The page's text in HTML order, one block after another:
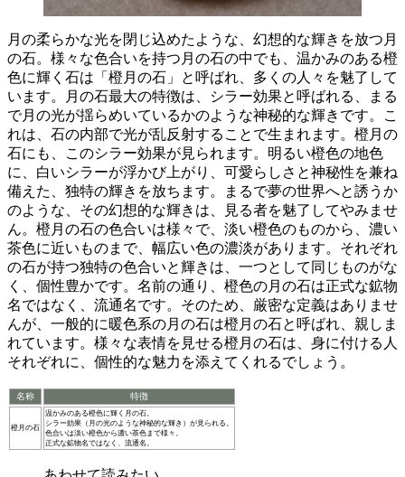
月の柔らかな光を閉じ込めたような、幻想的な輝きを放つ月
の石。様々な色合いを持つ月の石の中でも、 温かみのある橙
色に輝く石は「橙月の石」と呼ばれ、多くの人々を魅了して
います。月の石最大の特徴は、
シラー効果と呼ばれる、まる
で月の光が揺らめいているかのような神秘的な輝き です。こ
れは、石の内部で光が乱反射することで生まれます。橙月の
石にも、このシラー効果が見られます。明るい橙色の地色
に、 白いシラーが浮かび上がり、可愛らしさと神秘性を兼ね
備えた、独特の輝き を放ちます。まるで夢の世界へと誘うか
のような、その幻想的な輝きは、見る者を魅了してやみませ
ん。橙月の石の色合いは様々で、淡い橙色のものから、 濃い
茶色に近いものまで、幅広い色の濃淡があります。それぞれ
の石が持つ独特の色合いと輝きは、一つとして同じものがな
く、個性豊かです。名前の通り、 橙色の月の石は正式な鉱物
名ではなく、流通名です。そのため、厳密な定義はありませ
んが、一般的に暖色系の月の石は橙月の石と呼ばれ、親しま
れています。様々な表情を見せる橙月の石は、身に付ける人
それぞれに、個性的な魅力を添えてくれるでしょう。
名称 特徴
橙月の石
温かみのある橙色に輝く月の石。
シラー効果（月の光のような神秘的な輝き）が見られる。
色合いは淡い橙色から濃い茶色まで様々。
正式な鉱物名ではなく、流通名。